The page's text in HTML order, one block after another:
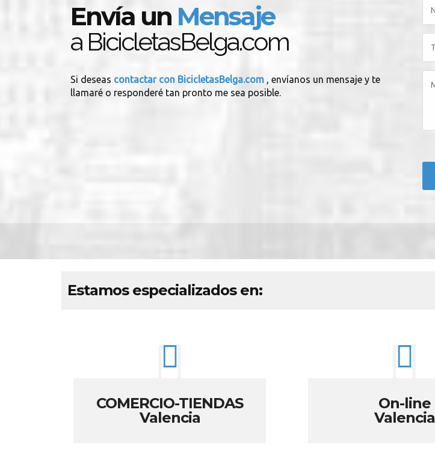
Envía un Mensaje
a BicicletasBelga.com
Si deseas contactar con BicicletasBelga.com , envíanos un mensaje y te
llamaré o responderé tan pronto me sea posible.
Estamos especializados en:
COMERCIO-TIENDAS
Valencia
On-line
Valencia